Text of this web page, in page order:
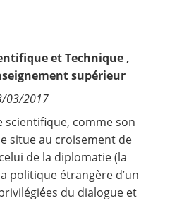
et Technique,
supérieur
03/2017
scientifique, comme son
situe au croisement de
de la diplomatie(la
politique étrangère d’un
du dialogue et